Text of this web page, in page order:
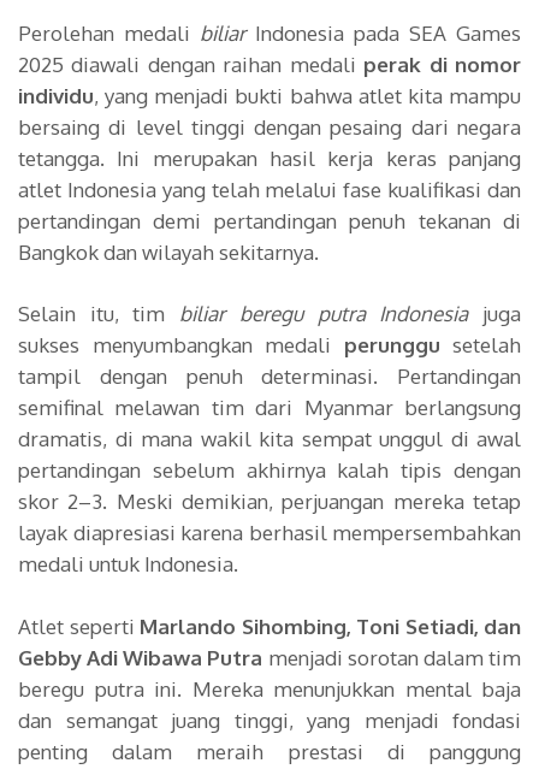
Perolehan medali biliarIndonesia pada SEA Games
2025 diawali dengan raihan medali perak di nomor
individu, yang menjadi bukti bahwa atlet kita mampu
bersaing di level tinggi dengan pesaing dari negara
tetangga. Ini merupakan hasil kerja keras panjang
atlet Indonesia yang telah melalui fase kualifikasi dan
pertandingan demi pertandingan penuh tekanan di
Bangkok dan wilayah sekitarnya.
Selain itu, tim biliar beregu putra Indonesiajuga
sukses menyumbangkan medali perunggu setelah
tampil dengan penuh determinasi. Pertandingan
semifinal melawan tim dari Myanmar berlangsung
dramatis, di mana wakil kita sempat unggul di awal
pertandingan sebelum akhirnya kalah tipis dengan
skor 2–3. Meski demikian, perjuangan mereka tetap
layak diapresiasi karena berhasil mempersembahkan
medali untuk Indonesia.
Atlet seperti Marlando Sihombing, Toni Setiadi, dan
Gebby Adi Wibawa Putra menjadi sorotan dalam tim
beregu putra ini. Mereka menunjukkan mental baja
dan semangat juang tinggi, yang menjadi fondasi
penting dalam meraih prestasi di panggung